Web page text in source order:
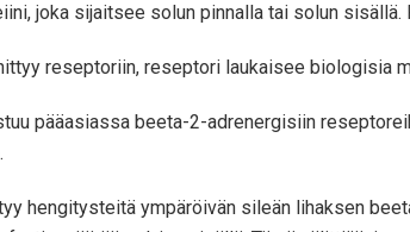
joka sijaitsee solun pinnalla tai solun
reseptoriin, reseptori laukaisee biologisia
pääasiassa beeta-2-adrenergisiin
hengitysteitä ympäröivän sileän lihaksen